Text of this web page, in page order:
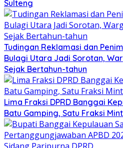
Sulteng
Tudingan Reklamasi dan
Bulagi Utara Jadi Sorotan,
Sejak Bertahun-tahun
Lima Fraksi DPRD Banggai
Batu Gamping, Satu Fraksi